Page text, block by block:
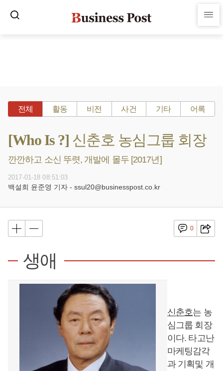
전체 활동 비전 사건 기타 어록
[Who Is ?] 신춘호 농심그룹 회장
깐깐하고 소신 뚜렷, 개발에 몰두 [2017년]
2017-01-18 08:51:03
백설희 윤준영 기자 - ssul20@businesspost.co.kr
0
생애
신춘호는 농
심그룹 회장
이다. 타고난
마케팅감각
과 기획및 개